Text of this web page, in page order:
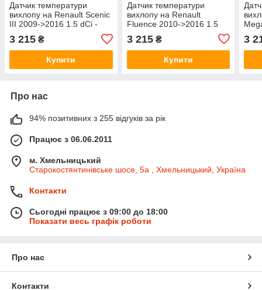
Датчик температури
вихлопу на Renault Scenic
III 2009->2016 1.5 dCi -
Nissan (Оригінал) - 22630-
00Q1J
3 215 ₴
Купити
Датчик температури
вихлопу на Renault
Fluence 2010->2016 1.5
dCi - Nissan (Оригінал) -
22630-00Q1J
3 215₴
Купити
3
Про нас
94% позитивних з 255 відгуків за рік
Працює з 06.06.2011
м. Хмельницький
Старокостянтинівське шосе, 5а , Хмельницький, Україна
Контакти
Сьогодні працює з 09:00 до 18:00
Показати весь графік роботи
Про нас
Контакти